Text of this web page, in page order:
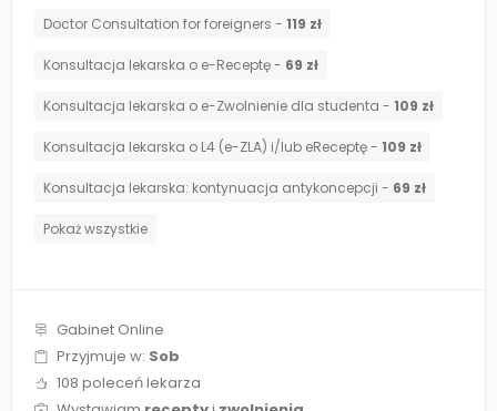
Doctor Consultation for foreigners - 119 zł
Konsultacja lekarska o e-Receptę - 69 zł
Konsultacja lekarska o e-Zwolnienie dla studenta - 109 zł
Konsultacja lekarska o L4 (e-ZLA) i/lub eReceptę - 109 zł
⁠Konsultacja lekarska: kontynuacja antykoncepcji - 69 zł
Pokaż wszystkie
Gabinet Online
Przyjmuje w: Sob
108 poleceń lekarza